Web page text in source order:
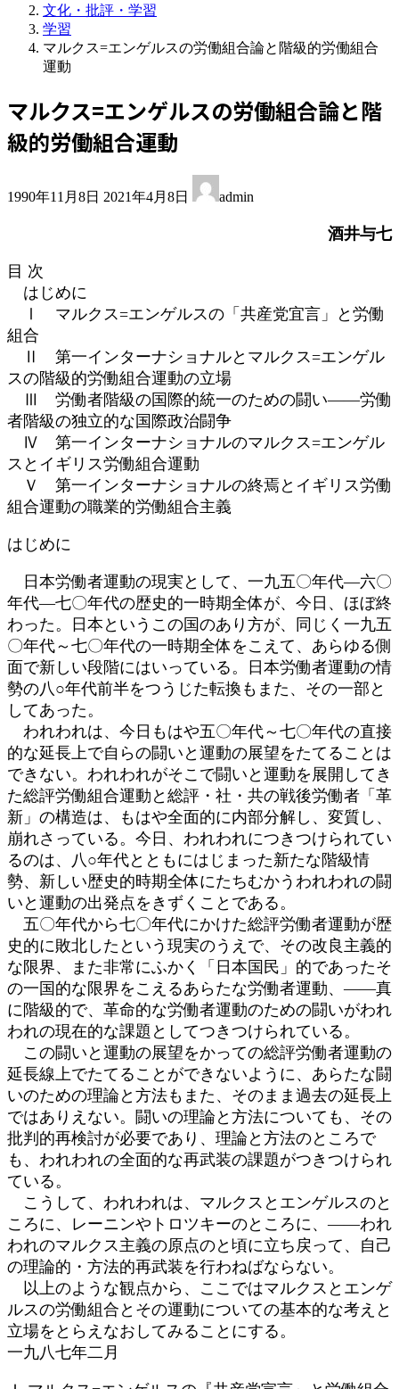
文化・批評・学習
学習
マルクス=エンゲルスの労働組合論と階級的労働組合
運動
マルクス=エンゲルスの労働組合論と階
級的労働組合運動
1990年11月8日 終
2021年4月8日 admin
酒井与七
目 次
はじめに
Ⅰ マルクス=エンゲルスの「共産党宜言」と労働
組合
Ⅱ 第一インターナショナルとマルクス=エンゲル
スの階級的労働組合運動の立場
Ⅲ 労働者階級の国際的統一のための闘い――労働
者階級の独立的な国際政治闘争
Ⅳ 第一インターナショナルのマルクス=エンゲル
スとイギリス労働組合運動
Ｖ 第一インターナショナルの終焉とイギリス労働
組合運動の職業的労働組合主義
はじめに
日本労働者運動の現実として、一九五〇年代―六〇
年代―七〇年代の歴史的一時期全体が、今日、ほぼ終
わった。日本というこの国のあり方が、同じく一九五
〇年代～七〇年代の一時期全体をこえて、あらゆる側
面で新しい段階にはいっている。日本労働者運動の情
勢の八○年代前半をつうじた転換もまた、その一部と
してあった。
われわれは、今日もはや五〇年代～七〇年代の直接
的な延長上で自らの闘いと運動の展望をたてることは
できない。われわれがそこで闘いと運動を展開してき
た総評労働組合運動と総評・社・共の戦後労働者「革
新」の構造は、もはや全面的に内部分解し、変質し、
崩れさっている。今日、われわれにつきつけられてい
るのは、八○年代とともにはじまった新たな階級情
勢、新しい歴史的時期全体にたちむかうわれわれの闘
いと運動の出発点をきずくことである。
五〇年代から七〇年代にかけた総評労働者運動が歴
史的に敗北したという現実のうえで、その改良主義的
な限界、また非常にふかく「日本国民」的であったそ
の一国的な限界をこえるあらたな労働者運動、――真
に階級的で、革命的な労働者運動のための闘いがわれ
われの現在的な課題としてつきつけられている。
この闘いと運動の展望をかっての総評労働者運動の
延長線上でたてることができないように、あらたな闘
いのための理論と方法もまた、そのまま過去の延長上
ではありえない。闘いの理論と方法についても、その
批判的再検討が必要であり、理論と方法のところで
も、われわれの全面的な再武装の課題がつきつけられ
ている。
こうして、われわれは、マルクスとエンゲルスのと
ころに、レーニンやトロツキーのところに、――われ
われのマルクス主義の原点のと頃に立ち戻って、自己
の理論的・方法的再武装を行わねばならない。
以上のような観点から、ここではマルクスとエンゲ
ルスの労働組合とその運動についての基本的な考えと
立場をとらえなおしてみることにする。
一九八七年二月